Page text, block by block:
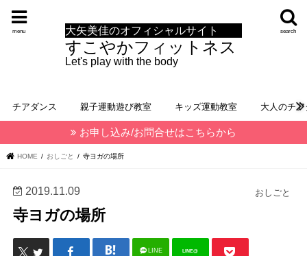
大矢美佳のオフィシャルサイト
すこやかフィットネス
Let's play with the body
search
menu
チアダンス 親子運動遊び教室 キッズ運動教室 大人のチ
お申し込み/お問合せはこちらから
HOME おしごと 寺ヨガの場所
おしごと
2019.11.09
寺ヨガの場所
LINE LINE@